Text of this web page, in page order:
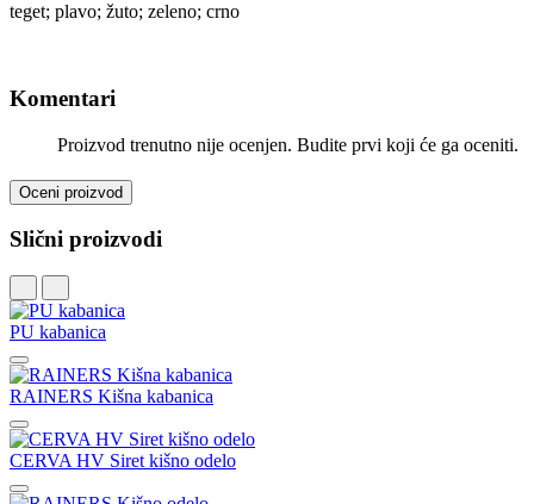
teget; plavo; žuto; zeleno; crno
Komentari
Proizvod trenutno nije ocenjen. Budite prvi koji će ga oceniti.
Oceni proizvod
Slični proizvodi
PU kabanica
RAINERS Kišna kabanica
CERVA HV Siret kišno odelo